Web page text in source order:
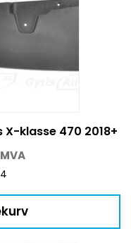
klasse 470 2018+